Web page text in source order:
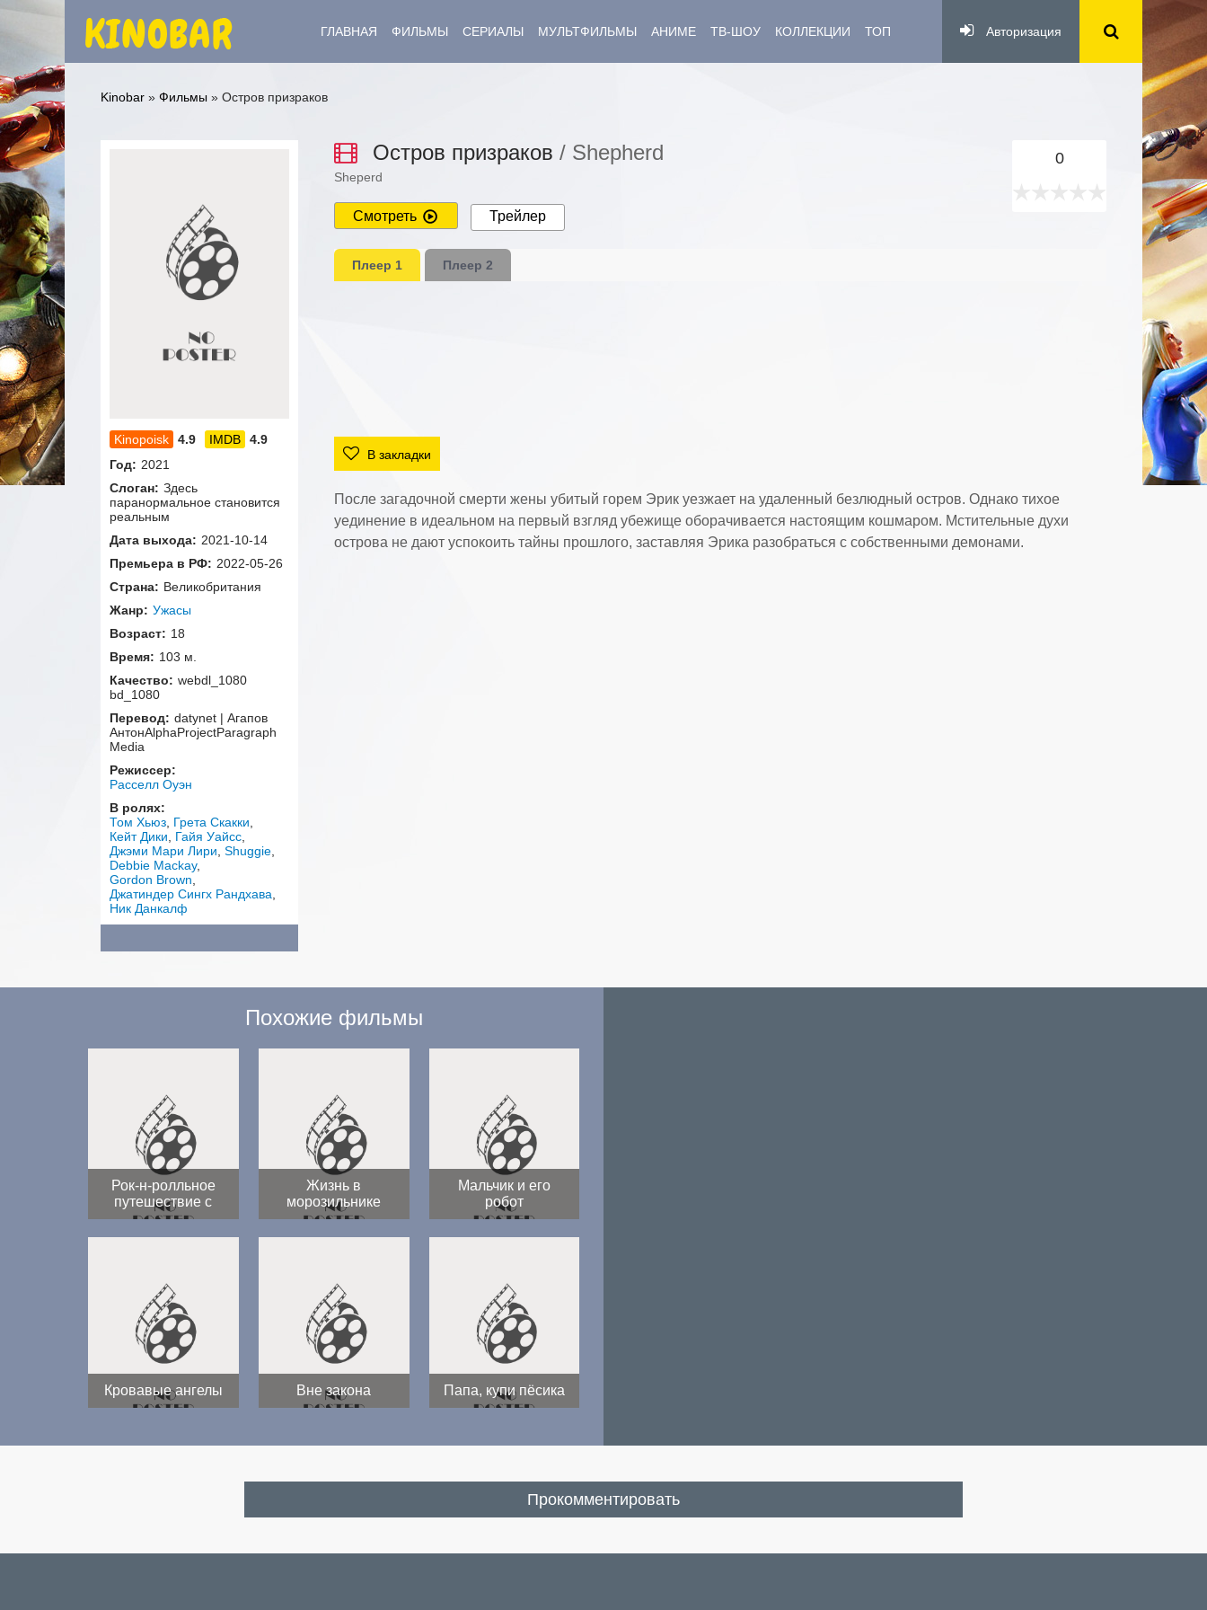
ГЛАВНАЯ ФИЛЬМЫ СЕРИАЛЫ МУЛЬТФИЛЬМЫ АНИМЕ ТВ-ШОУ КОЛЛЕКЦИИ ТОП Авторизация
Kinobar » Фильмы » Остров призраков
Остров призраков / Shepherd
Sheperd
0
Смотреть Трейлер
Плеер 1 Плеер 2
В закладки
После загадочной смерти жены убитый горем Эрик уезжает на удаленный безлюдный остров. Однако тихое
уединение в идеальном на первый взгляд убежище оборачивается настоящим кошмаром. Мстительные духи
острова не дают успокоить тайны прошлого, заставляя Эрика разобраться с собственными демонами.
4.9
4.9
Год: 2021
Слоган: Здесь
паранормальное становится
реальным
Дата выхода: 2021-10-14
Премьера в РФ: 2022-05-26
Страна: Великобритания
Жанр: Ужасы
Возраст: 18
Время: 103 м.
Качество: webdl_1080
bd_1080
Перевод: datynet | Агапов
АнтонAlphaProjectParagraph
Media
Режиссер:
Расселл Оуэн
В ролях:
Том Хьюз Грета Скакки
Кейт Дики
Гайя Уайсс
Джэми Мари Лири Shuggie
Debbie Mackay
Gordon Brown
Джатиндер Сингх Рандхава
Ник Данкалф
Похожие фильмы
Рок-н-ролльное
путешествие с
Жизнь в
морозильнике
Мальчик и его
робот
Кровавые ангелы Вне закона Папа, купи пёсика
Прокомментировать